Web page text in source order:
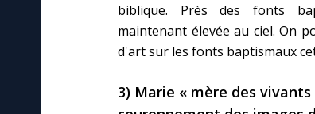
biblique. Près des fonts
maintenant élevée au ciel. On
d'art sur les fonts baptismaux
3) Marie « mère des